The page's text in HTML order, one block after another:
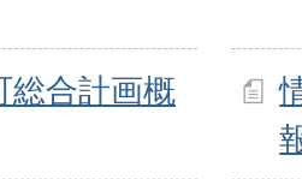
総合計画概